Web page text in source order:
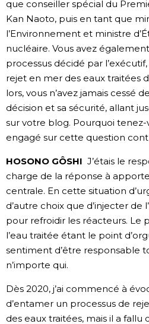
que conseiller spécial du
Kan Naoto, puis en tant que
l’Environnement et ministre
nucléaire. Vous avez
processus décidé par
rejet en mer des eaux traitées
lors, vous n’avez jamais cessé
décision et sa sécurité, allant
sur votre blog. Pourquoi
engagé sur cette question
HOSONO GÔSHI J’étais le
charge de la réponse à
centrale. En cette situation
d’autre choix que d’injecter de
pour refroidir les réacteurs. Le
l’eau traitée étant le point
sentiment d’être responsable
n’importe qui.
Dès 2020, j’ai commencé à
d’entamer un processus de
des eaux traitées, mais il a fallu